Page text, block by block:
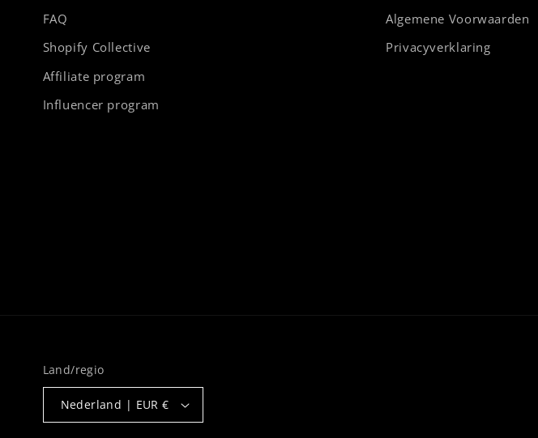
FAQ
Shopify Collective
Affiliate program
Influencer program
Algemene Voorwaarden
Privacyverklaring
Land/regio
Nederland | EUR €